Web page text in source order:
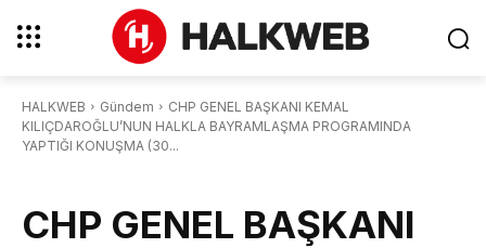
HALKWEB Gündem
CHP GENEL BAŞKANI KEMAL
KILIÇDAROĞLU’NUN HALKLA BAYRAMLAŞMA PROGRAMINDA
YAPTIĞI KONUŞMA (30...
CHP GENEL BAŞKANI